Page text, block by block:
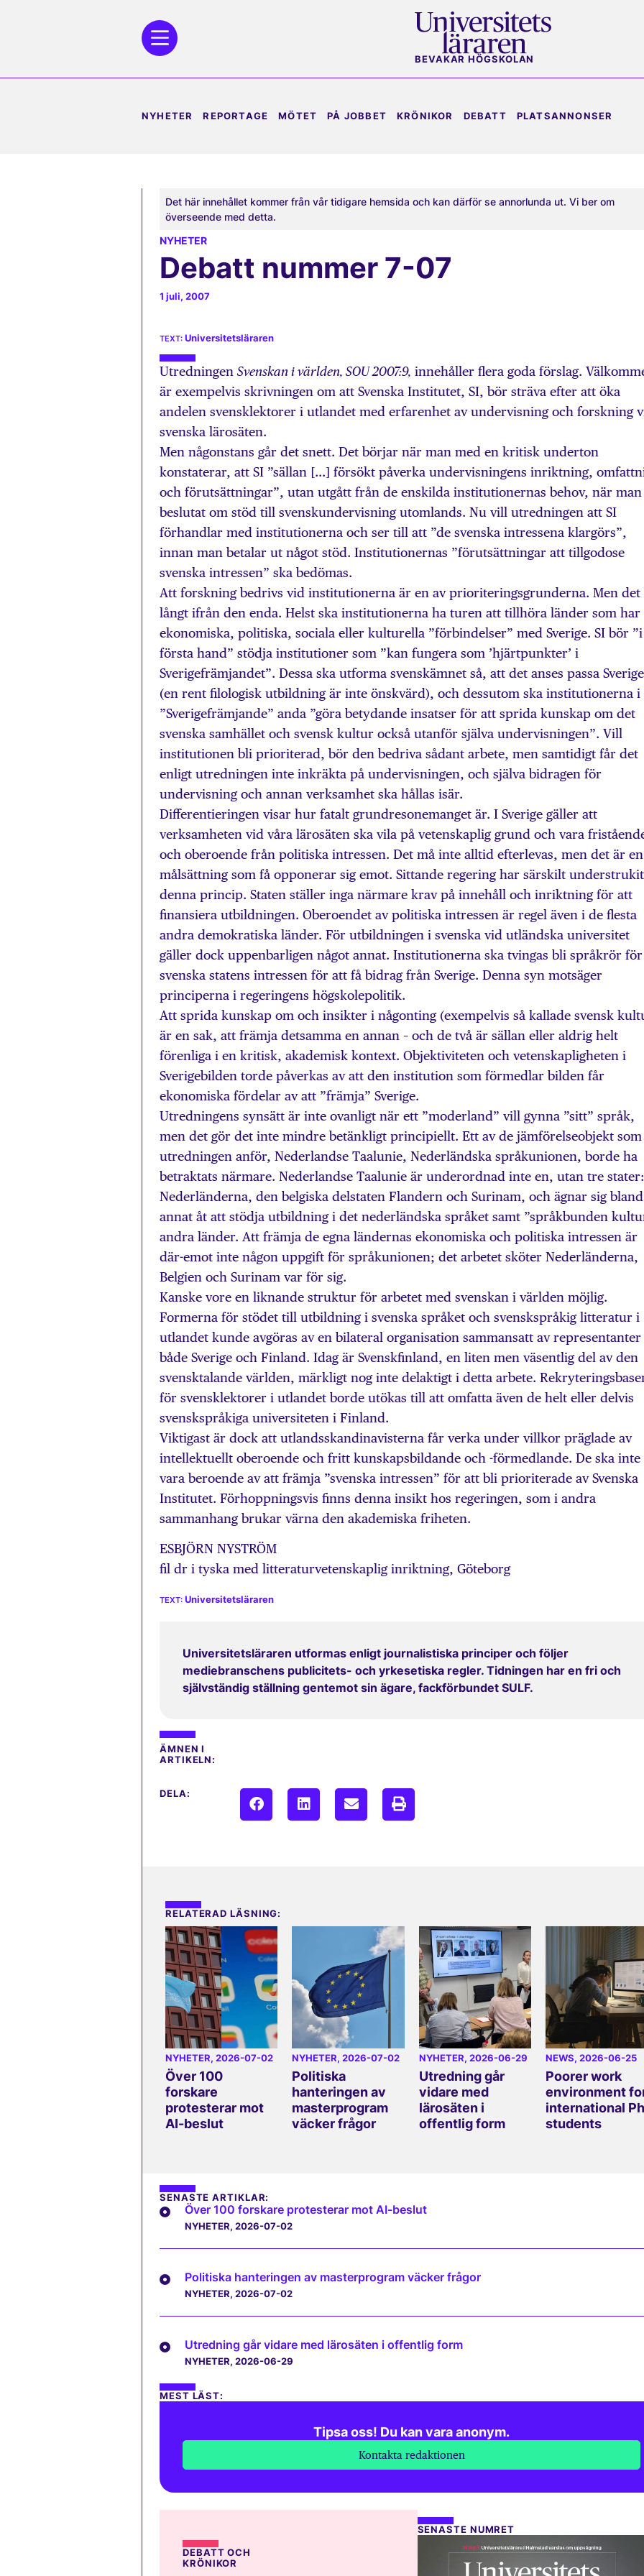
BEVAKAR HÖGSKOLAN
NYHETER REPORTAGE MÖTET PÅ JOBBET KRÖNIKOR DEBATT PLATSANNONSER
Det här innehållet kommer från vår tidigare hemsida och kan därför se annorlunda ut. Vi ber om
överseende med detta.
NYHETER
Debatt nummer 7-07
1 juli, 2007
Universitetsläraren
Utredningen Svenskan i världen, SOU 2007:9, innehåller flera goda förslag.
är exempelvis skrivningen om att Svenska Institutet, SI, bör sträva efter att öka
andelen svensklektorer i utlandet med erfarenhet av undervisning och forskning
svenska lärosäten.
Men någonstans går det snett. Det börjar när man med en kritisk underton
konstaterar, att SI ”sällan […] försökt påverka undervisningens inriktning,
och förutsättningar”, utan utgått från de enskilda institutionernas behov, när man
beslutat om stöd till svenskundervisning utomlands. Nu vill utredningen att SI
förhandlar med institutionerna och ser till att ”de svenska intressena klargörs”,
innan man betalar ut något stöd. Institutionernas ”förutsättningar att tillgodose
svenska intressen” ska bedömas.
Att forskning bedrivs vid institutionerna är en av prioriteringsgrunderna. Men det
långt ifrån den enda. Helst ska institutionerna ha turen att tillhöra länder som har
ekonomiska, politiska, sociala eller kulturella ”förbindelser” med Sverige. SI bör ”i
första hand” stödja institutioner som ”kan fungera som ’hjärtpunkter’ i
Sverigefrämjandet”. Dessa ska utforma svenskämnet så, att det anses passa Sverige
(en rent filologisk utbildning är inte önskvärd), och dessutom ska institutionerna i
”Sverigefrämjande” anda ”göra betydande insatser för att sprida kunskap om det
svenska samhället och svensk kultur också utanför själva undervisningen”. Vill
institutionen bli prioriterad, bör den bedriva sådant arbete, men samtidigt får det
enligt utredningen inte inkräkta på undervisningen, och själva bidragen för
undervisning och annan verksamhet ska hållas isär.
Differentieringen visar hur fatalt grundresonemanget är. I Sverige gäller att
verksamheten vid våra lärosäten ska vila på vetenskaplig grund och vara
och oberoende från politiska intressen. Det må inte alltid efterlevas, men det är en
målsättning som få opponerar sig emot. Sittande regering har särskilt understrukit
denna princip. Staten ställer inga närmare krav på innehåll och inriktning för att
finansiera utbildningen. Oberoendet av politiska intressen är regel även i de flesta
andra demokratiska länder. För utbildningen i svenska vid utländska universitet
gäller dock uppenbarligen något annat. Institutionerna ska tvingas bli språkrör för
svenska statens intressen för att få bidrag från Sverige. Denna syn motsäger
principerna i regeringens högskolepolitik.
Att sprida kunskap om och insikter i någonting (exempelvis så kallade svensk
är en sak, att främja detsamma en annan – och de två är sällan eller aldrig helt
förenliga i en kritisk, akademisk kontext. Objektiviteten och vetenskapligheten i
Sverigebilden torde påverkas av att den institution som förmedlar bilden får
ekonomiska fördelar av att ”främja” Sverige.
Utredningens synsätt är inte ovanligt när ett ”moderland” vill gynna ”sitt” språk,
men det gör det inte mindre betänkligt principiellt. Ett av de jämförelseobjekt som
utredningen anför, Nederlandse Taalunie, Nederländska språkunionen, borde ha
betraktats närmare. Nederlandse Taalunie är underordnad inte en, utan tre stater:
Nederländerna, den belgiska delstaten Flandern och Surinam, och ägnar sig bland
annat åt att stödja utbildning i det nederländska språket samt ”språkbunden
andra länder. Att främja de egna ländernas ekonomiska och politiska intressen är
där-emot inte någon uppgift för språkunionen; det arbetet sköter Nederländerna,
Belgien och Surinam var för sig.
Kanske vore en liknande struktur för arbetet med svenskan i världen möjlig.
Formerna för stödet till utbildning i svenska språket och svenskspråkig litteratur i
utlandet kunde avgöras av en bilateral organisation sammansatt av
både Sverige och Finland. Idag är Svenskfinland, en liten men väsentlig del av den
svensktalande världen, märkligt nog inte delaktigt i detta arbete.
för svensklektorer i utlandet borde utökas till att omfatta även de helt eller delvis
svenskspråkiga universiteten i Finland.
Viktigast är dock att utlandsskandinavisterna får verka under villkor präglade av
intellektuellt oberoende och fritt kunskapsbildande och -förmedlande. De ska inte
vara beroende av att främja ”svenska intressen” för att bli prioriterade av Svenska
Institutet. Förhoppningsvis finns denna insikt hos regeringen, som i andra
sammanhang brukar värna den akademiska friheten.
ESBJÖRN NYSTRÖM
fil dr i tyska med litteraturvetenskaplig inriktning, Göteborg
Universitetsläraren
Universitetsläraren utformas enligt journalistiska principer och följer
mediebranschens publicitets- och yrkesetiska regler. Tidningen har en fri och
självständig ställning gentemot sin ägare, fackförbundet SULF.
ÄMNEN I
ARTIKELN:
DELA:
RELATERAD LÄSNING:
NYHETER, 2026-07-02
Över 100
forskare
protesterar mot
AI-beslut
NYHETER, 2026-07-02
Politiska
hanteringen av
masterprogram
väcker frågor
NYHETER, 2026-06-29
Utredning går
vidare med
lärosäten i
offentlig form
NEWS, 2026-06-25
Poorer work
environment
international
students
SENASTE ARTIKLAR:
Över 100 forskare protesterar mot AI-beslut
NYHETER, 2026-07-02
Politiska hanteringen av masterprogram väcker frågor
NYHETER, 2026-07-02
Utredning går vidare med lärosäten i offentlig form
NYHETER, 2026-06-29
MEST LÄST:
Tipsa oss! Du kan vara anonym.
Kontakta redaktionen
DEBATT OCH
KRÖNIKOR
SENASTE NUMRET